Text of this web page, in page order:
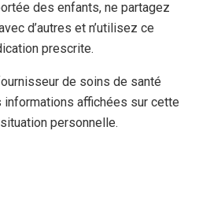
des enfants, ne partagez
d’autres et n’utilisez ce
prescrite.
de soins de santé
affichées sur cette
personnelle.